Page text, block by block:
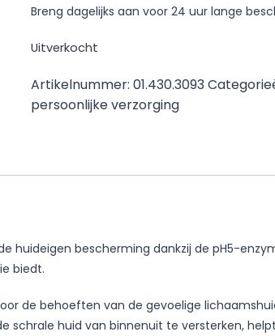
Breng dagelijks aan voor 24 uur lange
Uitverkocht
Artikelnummer: 01.430.3093
persoonlijke verzorging
bescherming dankzij de pH5-
biedt.
de behoeften van de gevoelige
schrale huid van binnenuit te versterken,